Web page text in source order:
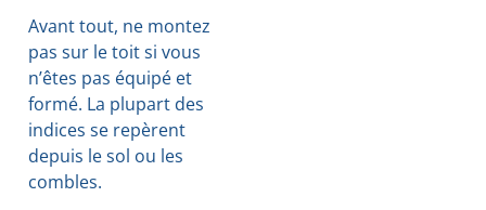
Avant tout, ne montez
pas sur le toit si vous
n’êtes pas équipé et
formé. La plupart des
indices se repèrent
depuis le sol ou les
combles.